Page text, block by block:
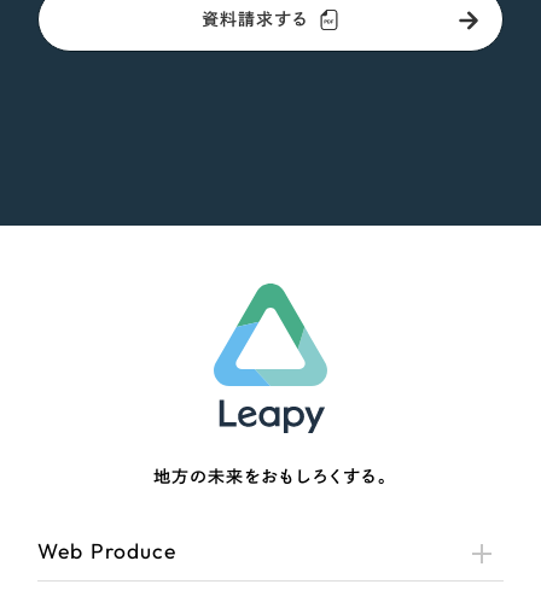
資料請求する
地方の未来をおもしろくする。
Web Produce